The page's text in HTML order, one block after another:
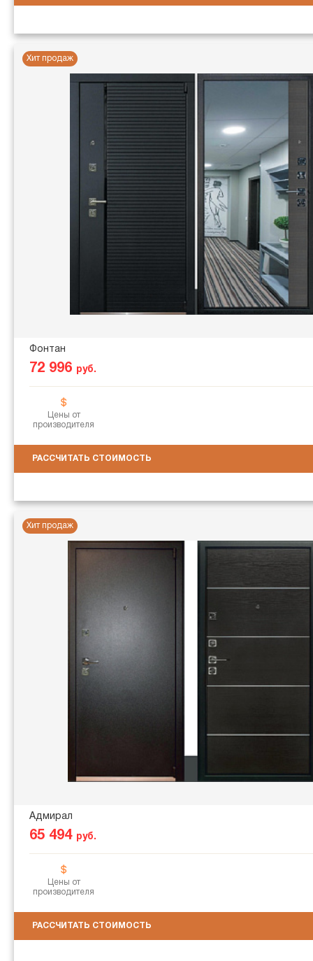
Хит продаж
Фонтан
72 996 руб.
Цены от
производителя
РАССЧИТАТЬ СТОИМОСТЬ
Хит продаж
Адмирал
65 494 руб.
Цены от
производителя
РАССЧИТАТЬ СТОИМОСТЬ